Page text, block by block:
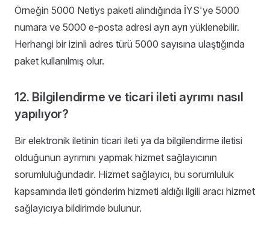
Örneğin 5000 Netiys paketi alındığında İYS'ye 5000
numara ve 5000 e-posta adresi ayrı ayrı yüklenebilir.
Herhangi bir izinli adres türü 5000 sayısına ulaştığında
paket kullanılmış olur.
12. Bilgilendirme ve ticari ileti ayrımı nasıl
yapılıyor?
Bir elektronik iletinin ticari ileti ya da bilgilendirme iletisi
olduğunun ayrımını yapmak hizmet sağlayıcının
sorumluluğundadır. Hizmet sağlayıcı, bu sorumluluk
kapsamında ileti gönderim hizmeti aldığı ilgili aracı hizmet
sağlayıcıya bildirimde bulunur.